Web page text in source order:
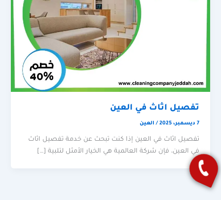
تفصيل اثاث في العين
7 ديسمبر، 2025 / العين
تفصيل اثاث في العين إذا كنت تبحث عن خدمة تفصيل اثاث
في العين، فإن شركة العالمية هي الخيار الأمثل لتلبية […]